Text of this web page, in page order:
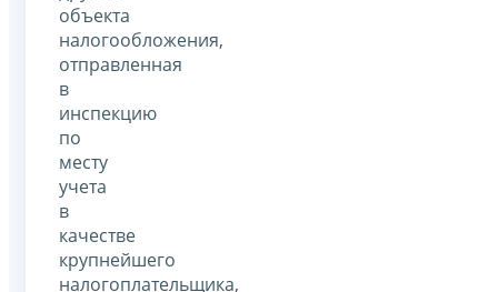
объекта
налогообложения,
отправленная
в
инспекцию
по
месту
учета
в
качестве
крупнейшего
налогоплательщика,